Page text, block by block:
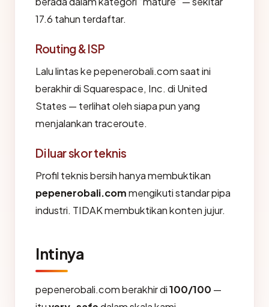
17.6 tahun terdaftar.
Routing & ISP
Lalu lintas ke pepenerobali.com saat ini
berakhir di Squarespace, Inc. di United
States — terlihat oleh siapa pun yang
menjalankan traceroute.
Di luar skor teknis
Profil teknis bersih hanya membuktikan
pepenerobali.commengikuti standar pipa
industri. TIDAK membuktikan konten jujur.
Intinya
pepenerobali.com berakhir di100/100 —